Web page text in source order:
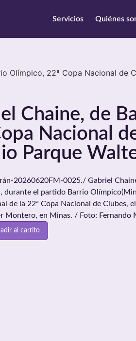
Servicios Quiénes
Olímpico, 22ª Copa Nacional de
Chaine, de
Nacional
Parque
20260620FM-0025./ Gabriel
durante el partido Barrio
de la 22ª Copa Nacional de Clubes,
Montero, en Minas. / Foto: Fernando
al carrito